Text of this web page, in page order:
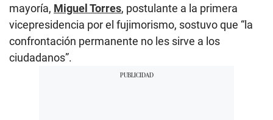
mayoría, Miguel Torres, postulante a la primera
vicepresidencia por el fujimorismo, sostuvo que “la
confrontación permanente no les sirve a los
ciudadanos”.